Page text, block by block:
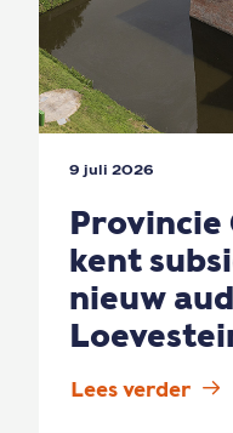
9 juli 2026
Provincie
kent
nieuw
Lees verder